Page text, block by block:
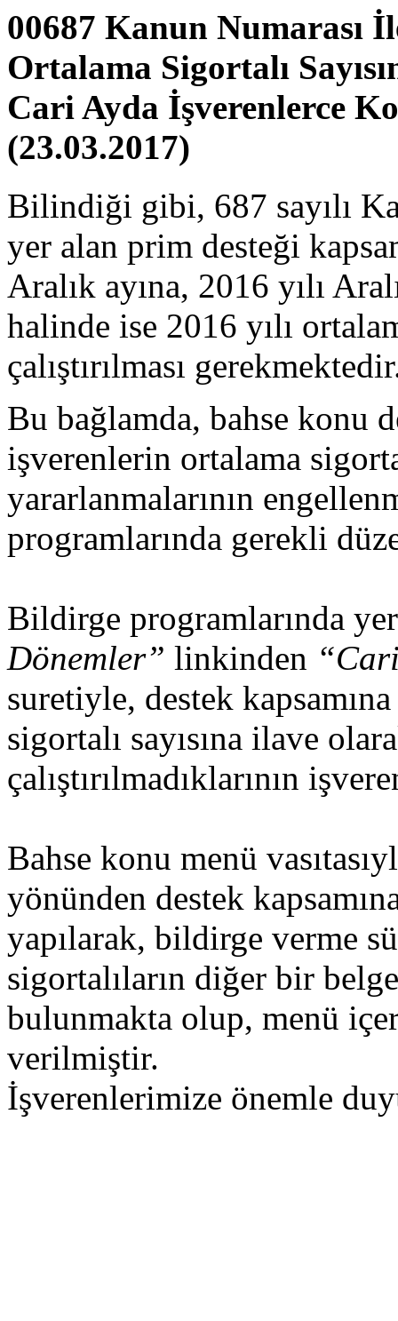
00687 Kanun Numarası
Ortalama Sigortalı
Cari Ayda İşverenlerce
(23.03.2017)
Bilindiği gibi, 687 sayılı
yer alan prim desteği
Aralık ayına, 2016 yılı
halinde ise 2016 yılı
çalıştırılması
Bu bağlamda, bahse konu
işverenlerin ortalama
yararlanmalarının
programlarında gerekli
Bildirge programlarında
Dönemler” linkinden
suretiyle, destek
sigortalı sayısına ilave
çalıştırılmadıklarının
Bahse konu menü
yönünden destek
yapılarak, bildirge verme
sigortalıların diğer bir
bulunmakta olup, menü
verilmiştir.
İşverenlerimize önemle